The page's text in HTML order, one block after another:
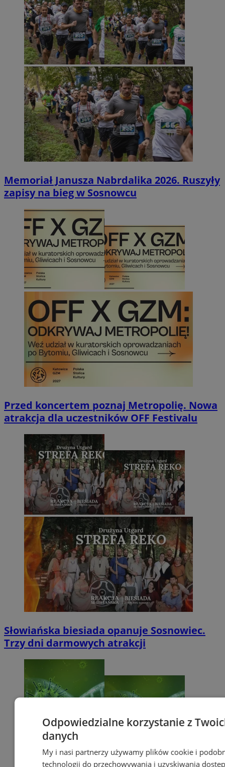
Memoriał Janusza Nabrdalika 2026. Ruszyły
zapisy na bieg w Sosnowcu
Przed koncertem poznaj Metropolię. Nowa
atrakcja dla uczestników OFF Festivalu
Słowiańska biesiada opanuje Sosnowiec.
Trzy dni darmowych atrakcji
Odpowiedzialne korzystanie z
danych
My i nasi partnerzy używamy plików cookie i
technologii do przechowywania i uzyskiwania